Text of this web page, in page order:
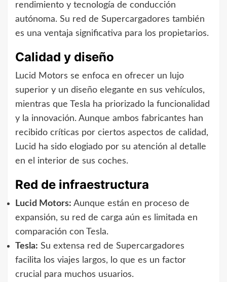
rendimiento y tecnología de conducción
autónoma. Su red de Supercargadores también
es una ventaja significativa para los propietarios.
Calidad y diseño
Lucid Motors se enfoca en ofrecer un lujo
superior y un diseño elegante en sus vehículos,
mientras que Tesla ha priorizado la funcionalidad
y la innovación. Aunque ambos fabricantes han
recibido críticas por ciertos aspectos de calidad,
Lucid ha sido elogiado por su atención al detalle
en el interior de sus coches.
Red de infraestructura
Lucid Motors: Aunque están en proceso de
expansión, su red de carga aún es limitada en
comparación con Tesla.
Tesla: Su extensa red de Supercargadores
facilita los viajes largos, lo que es un factor
crucial para muchos usuarios.